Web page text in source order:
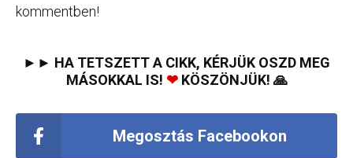
kommentben!
►► HA TETSZETT A CIKK, KÉRJÜK OSZD MEG
MÁSOKKAL IS! ❤KÖSZÖNJÜK! 🙏
Megosztás Facebookon